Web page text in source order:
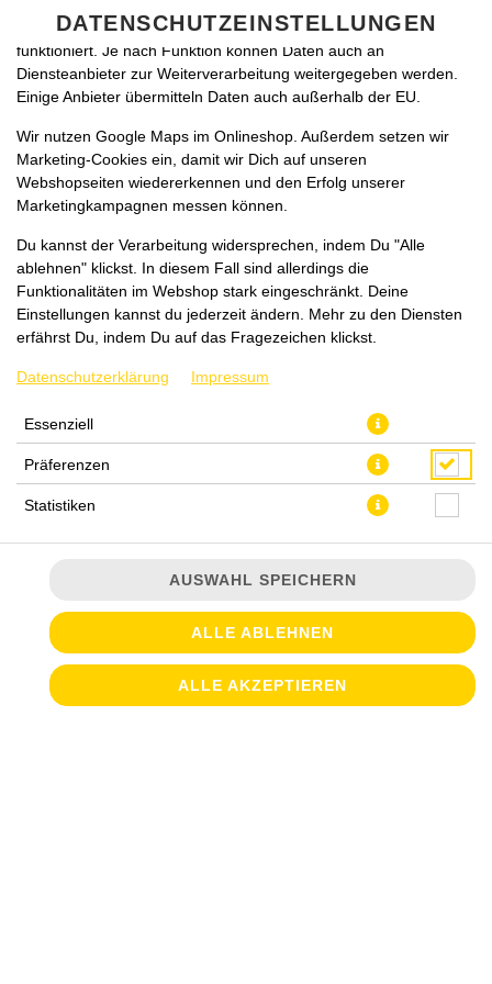
BURGER (LARGE)
JETZT BESTELLEN
DATENSCHUTZEINSTELLUNGEN
benötigt, damit bei Deinem Besuch unseres Webshops auch alles
funktioniert. Je nach Funktion können Daten auch an
Diensteanbieter zur Weiterverarbeitung weitergegeben werden.
Einige Anbieter übermitteln Daten auch außerhalb der EU.
Wir nutzen Google Maps im Onlineshop. Außerdem setzen wir
Marketing-Cookies ein, damit wir Dich auf unseren
Webshopseiten wiedererkennen und den Erfolg unserer
Marketingkampagnen messen können.
Du kannst der Verarbeitung widersprechen, indem Du "Alle
ablehnen" klickst. In diesem Fall sind allerdings die
Funktionalitäten im Webshop stark eingeschränkt. Deine
Einstellungen kannst du jederzeit ändern. Mehr zu den Diensten
erfährst Du, indem Du auf das Fragezeichen klickst.
Datenschutzerklärung Impressum
Essenziell
Präferenzen
Statistiken
AUSWAHL SPEICHERN
ALLE ABLEHNEN
ALLE AKZEPTIEREN